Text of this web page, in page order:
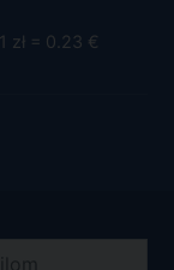
zł = 0.23 €